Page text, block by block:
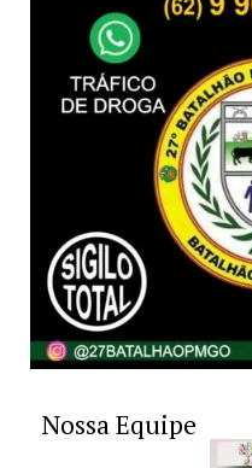
Nossa Equipe